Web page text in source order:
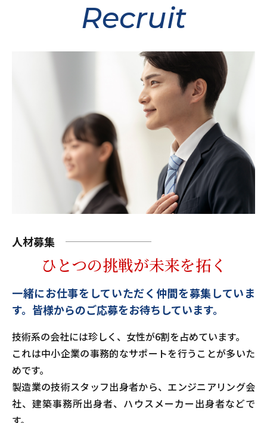
Recruit
人材募集
ひとつの挑戦が未来を拓く
一緒にお仕事をしていただく仲間を募集していま
す。 皆様からのご応募をお待ちしています。
技術系の会社には珍しく、女性が6割を占めています。
これは中小企業の事務的なサポートを行うことが多いた
めです。
製造業の技術スタッフ出身者から、エンジニアリング会
社、建築事務所出身者、ハウスメーカー出身者などで